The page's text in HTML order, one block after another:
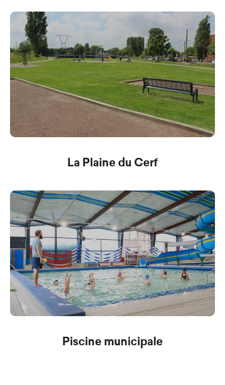
La Plaine du Cerf
Piscine municipale